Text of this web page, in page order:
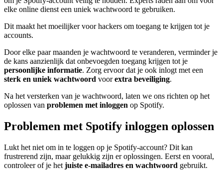
elke online dienst een uniek wachtwoord te gebruiken.
Dit maakt het moeilijker voor hackers om toegang te krijgen tot je
accounts.
Door elke paar maanden je wachtwoord te veranderen, verminder je
de kans aanzienlijk dat onbevoegden toegang krijgen tot je
persoonlijke informatie. Zorg ervoor dat je ook inlogt met een
sterk en uniek wachtwoord voorextra beveiliging.
Na het versterken van je wachtwoord, laten we ons richten op het
oplossen van problemen met inloggen op Spotify.
Problemen met Spotify inloggen oplossen
Lukt het niet om in te loggen op je Spotify-account? Dit kan
frustrerend zijn, maar gelukkig zijn er oplossingen. Eerst en vooral,
controleer of je het juiste e-mailadres en wachtwoord gebruikt.